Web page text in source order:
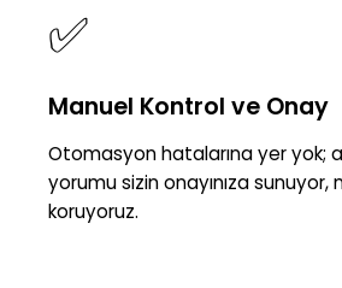
✅
Manuel Kontrol ve Onay
Otomasyon hatalarına yer yok;
yorumu sizin onayınıza sunuyor,
koruyoruz.